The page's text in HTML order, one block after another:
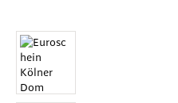
Bildergalerie überspringen